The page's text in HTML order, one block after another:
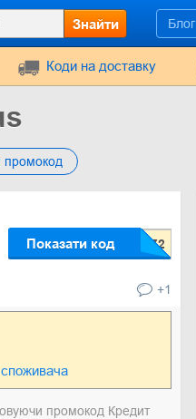
Знайти Блог
Коди на доставку
промокод
Показати код
+1
промокод Кредит